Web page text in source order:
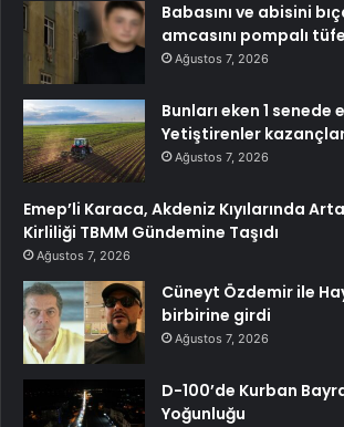
Babasını ve abisini
amcasını pompalı
Ağustos 7, 2026
Bunları eken 1 senede
Yetiştirenler
Ağustos 7, 2026
Emep’li Karaca, Akdeniz Kıyılarında
Kirliliği TBMM Gündemine Taşıdı
Ağustos 7, 2026
Cüneyt Özdemir ile
birbirine girdi
Ağustos 7, 2026
D-100’de Kurban
Yoğunluğu